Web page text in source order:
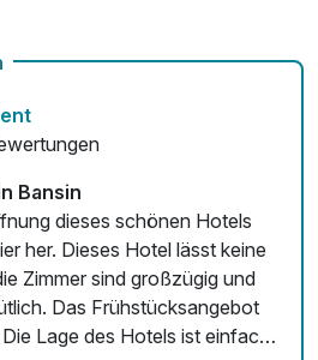
Bansin
dieses schönen Hotels
her. Dieses Hotel lässt keine
Zimmer sind großzügig und
Das Frühstücksangebot
Lage des Hotels ist einfach